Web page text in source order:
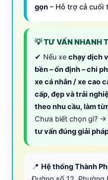
gọn – Hỗ trợ cả cuối
💡 TƯ VẤN NHANH
✔ Nếu xe chạy dịch
bền – ổn định – chi
xe cá nhân / xe cao
cấp, đẹp và trải
theo nhu cầu, làm
Chưa biết chọn gì? →
tư vấn đúng giải
📍 Hệ thống Thành